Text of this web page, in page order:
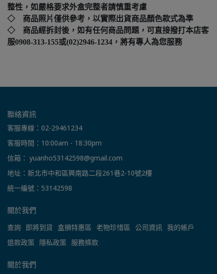
整性，如嚴格要求外盒完整者請慎重考慮
◇ 商品照片僅供參考，以實際出貨商品顏色款式為準
◇ 商品經拆封後，如有任何商品問題，可直接撥打本店客
服0908-313-155或(02)2946-1234，將有專人為您服務
聯絡資訊
客服專線：02-29461234
客服時間：10:00am - 18:30pm
信箱： yuanho53142598@gmail.com
地址：新北市中和區興南路二段261巷2-10號2樓
統一編號：53142598
關於我們
查詢 即將到貨 盒損特惠區 老物珍惜區 公司資訊 我的帳戶
退款政策 隱私政策 服務條款
關於我們